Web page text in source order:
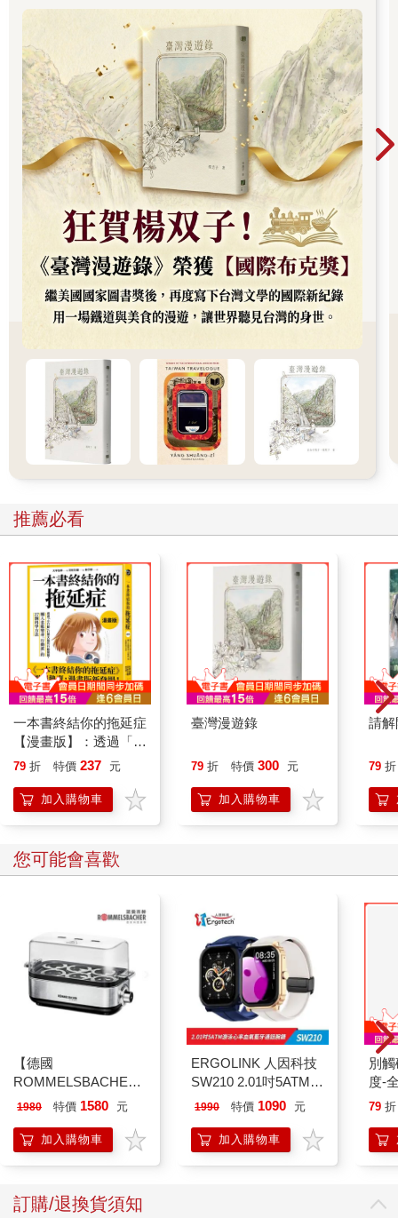
……或許是記憶的記憶。
經常浮現心中的最清晰又最陳舊的畫面，是他出生那天下午
短短幾分鐘的光景。那是媽媽低頭凝視的臉龐，她的眼睛上下轉
動，迅速打量他全身，同時嘴唇微張，數著他的手指和腳趾輕聲
說著……一……二……三，或交替著用呢喃般的聲音反覆呼喚孩
子、孩子，她還沒給達歐取名字。媽媽說他們先前在黎明時分見
過一面了，當時他剛生下來觀看這個世界。寶寶像貓一樣小，嘴
巴凸凸的像小鳥，媽媽這麼說。但那個早晨的一切達歐毫無印
象，他能記得的只有那個下午。
陽光透過屋後陳列的窗戶灑進來，照在媽媽身上閃閃發光。
外面的空氣中有奇怪的反光飄動閃爍，看起來就像數百萬顆微小
的星星競相爭輝，不斷嘗試要分散他對她的關注。但媽媽突然停
止忙碌，轉過身來直視他的臉。怎麼只睜一隻眼睛？那時達歐才
意識到自己確實只睜著一隻眼睛。他只能做到這樣，達歐在心裡
回答。什麼時候想睜開兩隻眼睛都行，媽媽會等你。她終於開口
說道，低頭看著他，就那樣靜靜看著，彷彿永恆。會記得媽媽
嗎……她問道。
會記得媽媽嗎……
之後的生活只是一段段混亂的記憶，來回跳躍交錯……清晨
時分的夢，草地上搖曳的雨豆樹影，黑玫瑰貓。那片耳莢相思林
有與席奶奶月亮般微笑相仿的葉子，還有不停灑落的黃色花粉。
他從未穿越過的林間紅色小徑，究竟會通往何處？然後是火車，
每天近午和午後各駛過一次的火車，穿插著席奶奶講述的數百萬
個故事。你媽媽小時候是我在照顧，你真正的奶奶不擅長照顧孩
而不是他喜愛的那些奇特潮州話詞彙，但他還是喜歡。亮麗是個
我很喜歡照顧小孩，這是我的最愛。席奶奶輕聲笑著說，眼
睛閃閃發亮。只是坐下來看著達歐就很開心了。那奶奶的孩子去
哪了？我沒有孩子。為什麼沒有？不知道，我是個有業障的人，
喜歡小孩卻不能跟別人一樣擁有子女，只能照顧別人的孩子，不
過是嚼別人的醃茶葉而已。達歐正要問什麼是醃茶葉，奶奶的臉
已湊了過來，睫毛在他臉頰上撲閃搔癢，逗得他仰頭大笑，在地
上打滾。但只是身體在滾動，臉還是朝著前方，躲不開密集顫動
的睫毛。
蝴蝶的吻，席奶奶眨著眼睛低聲說道，達歐喜歡蝴蝶的吻，
就像他喜歡人家溫柔喚他小達歐一樣。但他最喜歡的還是席奶奶
滿口說著我親愛的小達歐，以及他起名為幸福時光的那些片刻。
席奶奶會輕撫他的背哄他入睡，同時唱起黃鸝鳥之歌。嬌嫩的黃
鸝鳥啊，天黑了你要睡在哪個巢，哪個巢都可以睡喔。安睡過的
灌木叢裡，微風吹來，你隨風飄去。那朵花啊，那朵黃花，淡黃
席奶奶給達歐看過她年輕時的相片。黑白照裡光影朦朧濕
潤，他像是站在房間外透過雨水淋漓的窗戶看著她。那時我二十
的白色絲綢長裙，頭上披戴幾乎垂到地面的蕾絲頭紗，手裡拿著
一大束花，站在那位穿米色西裝的男士旁邊，臉上掛著甜美的月
是妳的男朋友嗎？不是男朋友，應該說是丈夫才對，我們結
婚了。你看，還在教堂裡舉行婚禮，就像西方電影一樣。說著點
了點頭，這是第一任丈夫，他是基督徒。奶奶美得像公主。席奶
奶立刻朝達歐笑了，眼睛和嘴巴都在笑。年輕時很漂亮啊孩子，
現在不漂亮了。你看，皮膚皺得像木芙蓉花瓣一樣。達歐看到了
嗎？達歐撫摸著她的手臂，木芙蓉花瓣帶著時光流逝的微酸氣
息，混合著淡淡的青檸香。然後他親吻、撫摸著大大小小的雀
斑，彷彿要用小小的手指數過一遍。那些雀斑……是曾祖父忠的
遺產。
席奶奶說達歐的曾祖父全身上下每一寸肌膚都佈滿了雀斑，
大小不一，淺棕、深棕混雜在一起，遍佈全身。就像銀河一樣喔
有閃亮的白色星星。奶奶說的天空卻變成白色的，上面的星星黯
續斬獲美國國家圖書獎與英國國際布克獎，寫下
華語文學歷史新紀錄，成功讓世界聽見台灣的身
世。
推薦必看
一本書終結你的拖延症
【漫畫版】：透過「小
行動」打開大腦的行動
「行動派」的37個科
學方法
79 折 特價 237 元
加入購物車
臺灣漫遊錄
79 折 特價 300 元
加入購物車
請解
79 折
您可能會喜歡
【德國
ROMMELSBACHE諾
曼百赫】多功能煮蛋
ER600/ER-600
1980 特價 1580 元
加入購物車
ERGOLINK 人因科技
SW210 2.01吋5ATM游
泳心率血氧藍牙通話腕
1990 特價 1090 元
加入購物車
別
度-
79 折
訂購/退換貨須知